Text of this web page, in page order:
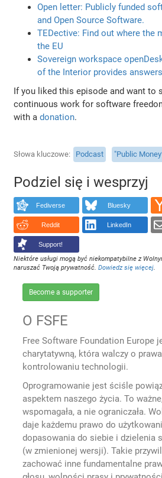
Open letter: Publicly funded
and Open Source Software.
TEDective: Find out where the
the EU
Sovereign workspace
of the Interior provides answers
If you liked this episode and want to
continuous work for software
with adonation.
Słowa kluczowe Podcast "Public
Podziel się i wesprzyj
Fediverse Bluesky
Reddit LinkedIn
Support!
Niektóre usługi mogą być niekompatybilne z
naruszać Twoją prywatność.Dowiedz się więcej.
Become a supporter
O FSFE
Free Software Foundation Europe
charytatywną, która walczy o
kontrolowaniu technologii.
Oprogramowanie jest ściśle
aspektem naszego życia. To
wspomagała, a nie ograniczała.
daje każdemu prawo do
dopasowania do siebie i dzielenia
(w zmienionej wersji). Takie
zachować inne fundamentalne